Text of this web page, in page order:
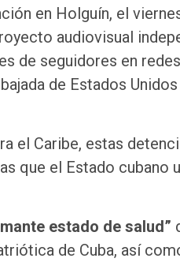
en Holguín, el
audiovisual
de seguidores en
de Estados
el Caribe, estas
que el Estado cubano
estado de salud”
de Cuba, así